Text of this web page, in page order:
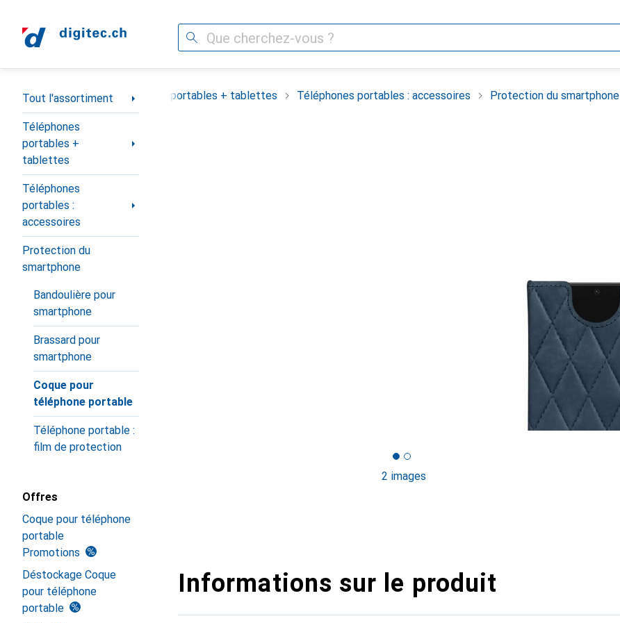
Recherche
Navigation par catégorie
Tout l'assortiment
Téléphones
portables +
tablettes
Téléphones
portables :
accessoires
Protection du
smartphone
Bandoulière pour
smartphone
Brassard pour
smartphone
Coque pour
téléphone portable
Téléphone portable :
film de protection
Offres
Coque pour téléphone
portable
Promotions
Déstockage Coque
pour téléphone
portable
Tout l'assortiment Téléphones portables + tablettes Téléphones portables : accessoires Protection du smartphone
2 images
Informations sur le produit